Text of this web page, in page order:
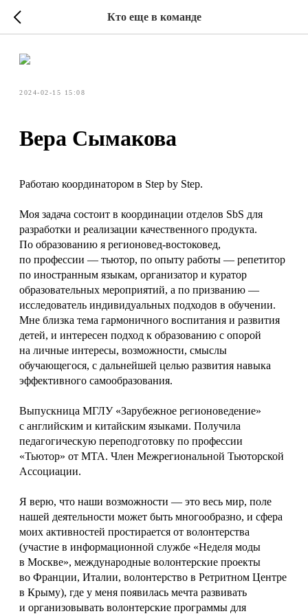
Кто еще в команде
2024-02-15 15:08
Вера Сымакова
Работаю координатором в Step by Step.
Моя задача состоит в координации отделов SbS для
разработки и реализации качественного продукта.
По образованию я регионовед-востоковед,
по профессии — тьютор, по опыту работы — репетитор
по иностранным языкам, организатор и куратор
образовательных мероприятий, а по призванию —
исследователь индивидуальных подходов в обучении.
Мне близка тема гармоничного воспитания и развития
детей, и интересен подход к образованию с опорой
на личные интересы, возможности, смыслы
обучающегося, с дальнейшей целью развития навыка
эффективного самообразования.
Выпускница МГЛУ «Зарубежное регионоведение»
с английским и китайским языками. Получила
педагогическую переподготовку по профессии
«Тьютор» от МТА. Член Межрегиональной Тьюторской
Ассоциации.
Я верю, что наши возможности — это весь мир, поле
нашей деятельности может быть многообразно, и сфера
моих активностей простирается от волонтерства
(участие в информационной службе «Неделя моды
в Москве», международные волонтерские проекты
во Франции, Италии, волонтерство в Ретритном Центре
в Крыму), где у меня появилась мечта развивать
и организовывать волонтерские программы для